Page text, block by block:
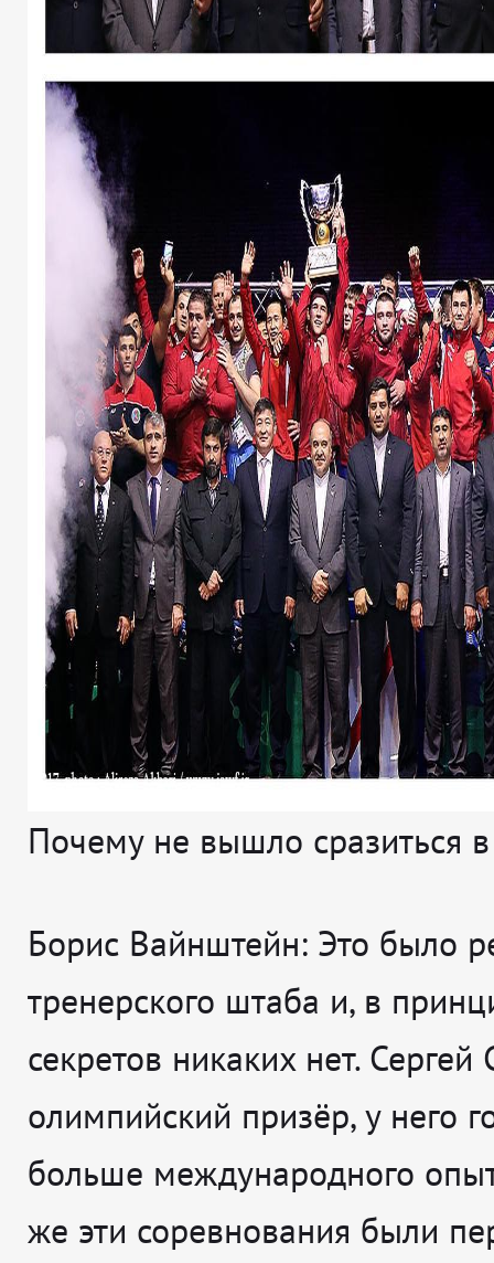
Почему не вышло сразиться
Борис Вайнштейн: Это было
тренерского штаба и, в
секретов никаких нет.
олимпийский призёр, у него
больше международного
же эти соревнования были